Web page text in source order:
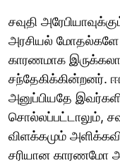
சவுதி
அரசியல்
காரணமாக
சந்தேகிக்கின்றனர்.
அனுப்பியதே
சொல்லப்பட்டாலும்,
விளக்கமும்
சரியான காரணமோ